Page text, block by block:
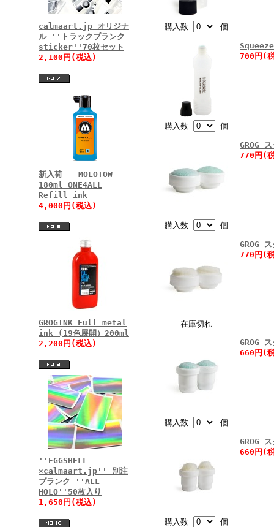
calmaart.jp オリジナ
ル ''トラックブランク
sticker''70枚セット
2,100円(税込)
新入荷 MOLOTOW
180ml ONE4ALL
Refill ink
4,000円(税込)
GROGINK Full metal
ink (19色展開）200ml
2,200円(税込)
''EGGSHELL
×calmaart.jp'' 別注
ブランク ''ALL
HOLO''50枚入り
1,650円(税込)
購入数 個
購入数 個
700円(
購入数 個
GROG
770円(
在庫切れ
GROG
770円(
購入数 個
GROG
660円(
購入数 個
GROG
660円(